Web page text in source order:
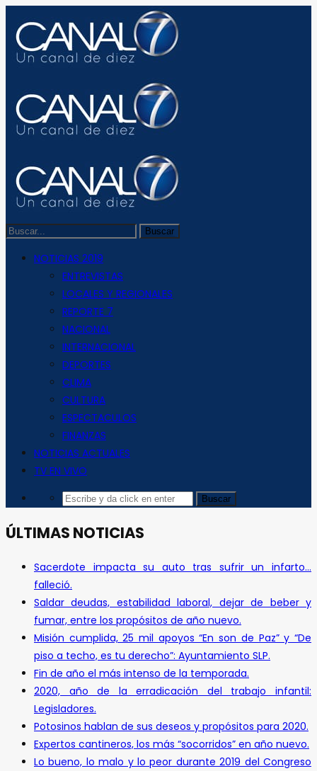
NOTICIAS 2019
ENTREVISTAS
LOCALES Y REGIONALES
REPORTE 7
NACIONAL
INTERNACIONAL
DEPORTES
CLIMA
CULTURA
ESPECTACULOS
FINANZAS
NOTICIAS ACTUALES
TV EN VIVO
ÚLTIMAS NOTICIAS
Sacerdote impacta su auto tras sufrir un infarto…
falleció.
Saldar deudas, estabilidad laboral, dejar de beber y
fumar, entre los propósitos de año nuevo.
Misión cumplida, 25 mil apoyos “En son de Paz” y “De
piso a techo, es tu derecho”: Ayuntamiento SLP.
Fin de año el más intenso de la temporada.
2020, año de la erradicación del trabajo infantil:
Legisladores.
Potosinos hablan de sus deseos y propósitos para 2020.
Expertos cantineros, los más “socorridos” en año nuevo.
Lo bueno, lo malo y lo peor durante 2019 del Congreso